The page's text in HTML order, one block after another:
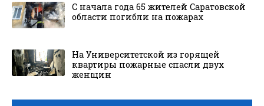
С начала года 65 жителей Саратовской
области погибли на пожарах
На Университетской из горящей
квартиры пожарные спасли двух
женщин